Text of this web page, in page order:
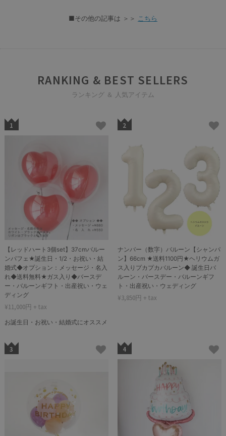
■その他の記事は ＞＞ こちら
RANKING & BEST SELLERS
ランキング ＆ 人気アイテム
1
【レッドハート3個set】37cmバルー
ンパフェ★誕生日・1/2・お祝い・結
婚式◆オプション：メッセージ・名入
れ◆送料無料★ガス入り◆バースデ
ー・バルーンギフト・出産祝い・ウェ
ディング
¥11,000円 + tax
お誕生日・お祝い・結婚式にオススメ
2
ナンバー（数字）バルーン【シャンパ
ン】66cm ★送料1100円★ヘリウムガ
ス入りプカプカバルーン◆ 誕生日バ
ルーン・バースデー・バルーンギフ
ト・出産祝い・ウェディング
¥3,850円 + tax
3 4